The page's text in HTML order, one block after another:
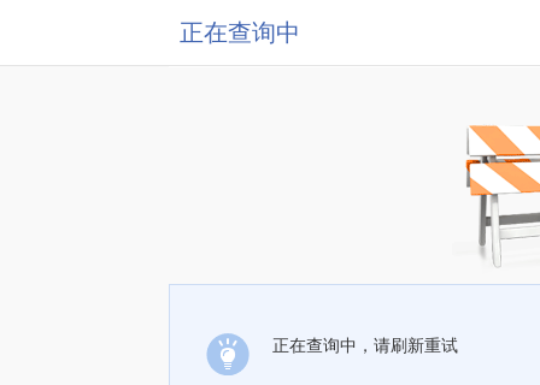
正在查询中
正在查询中，请刷新重试